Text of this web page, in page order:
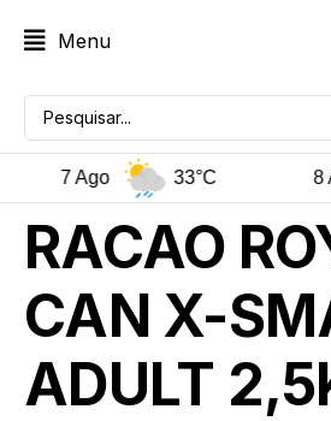
Menu
7 Ago 33°C 8
RACAO
CAN X-
ADULT